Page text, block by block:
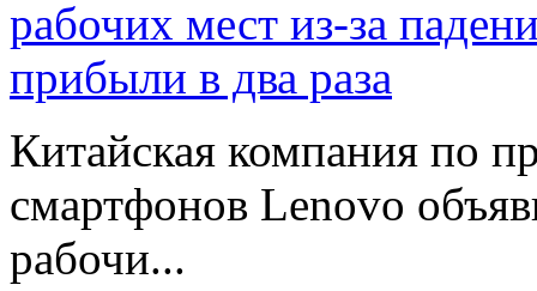
Китайская компания по
смартфонов Lenovo
рабочи...